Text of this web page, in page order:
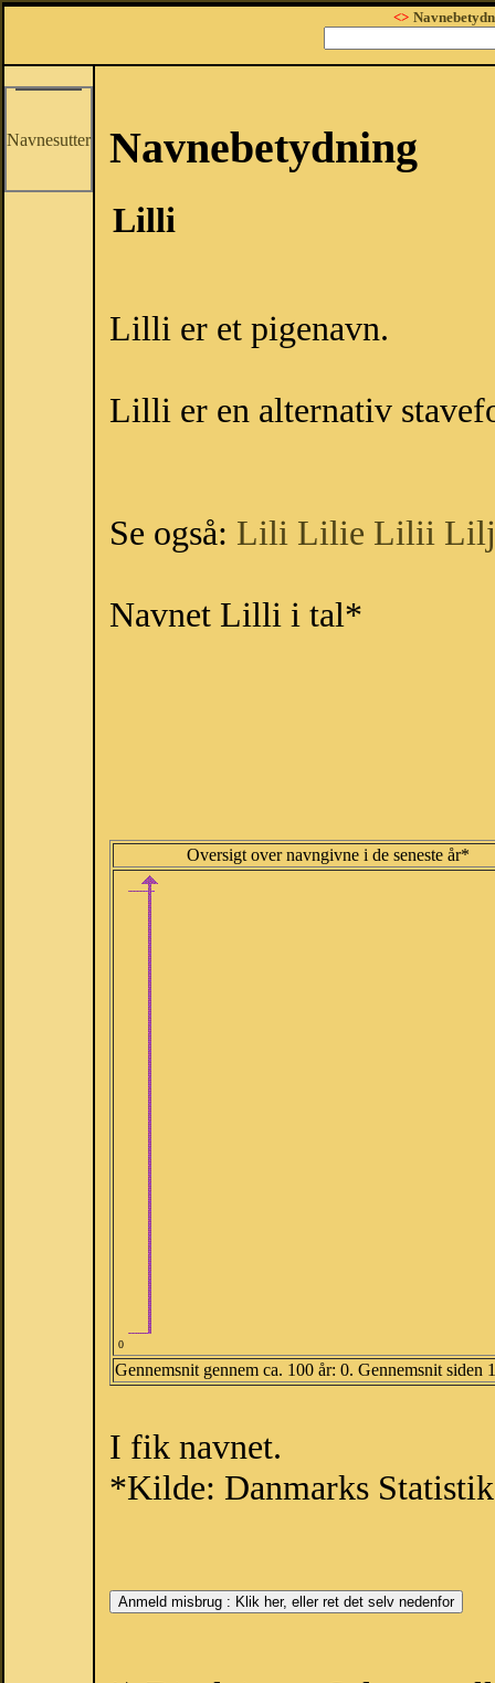
<>
Navnesutter Navnebetydning
Lilli
Lilli er et pigenavn.
Lilli er en alternativ
Se også: Lili Lilie Lilii
Navnet Lilli i tal*
Oversigt over navngivne i de seneste år*
0
Gennemsnit gennem ca. 100 år: 0. Gennemsnit siden
I fik navnet.
*Kilde: Danmarks Statistik